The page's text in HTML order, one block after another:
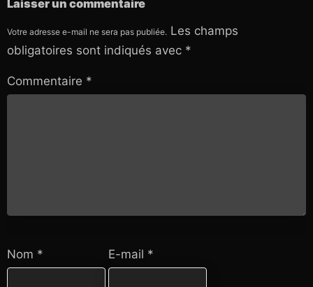
Laisser un commentaire
Votre adresse e-mail ne sera pas publiée. Les champs
obligatoires sont indiqués avec *
Commentaire *
Nom * E-mail *